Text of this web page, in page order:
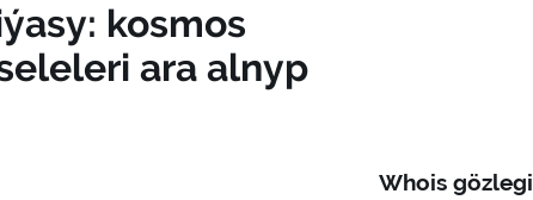
kosmos
ara alnyp
Whois gözlegi